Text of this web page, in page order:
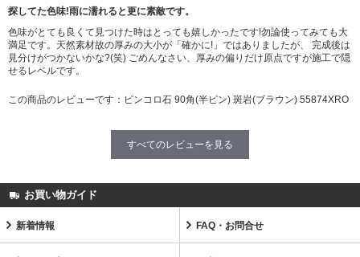
探してた色味!雨に濡れると更に素敵です。
色味がとても良くて見つけた時はとっても嬉しかったです!勿論使ってみても大
満足です。天然素材故の厚みの大小が「確かに!」ではありましたが、 完成後は
見分けがつかないかな?(笑) ごめんなさい、厚みの偏りだけ原点ですが施工で隠
せるレベルです。
この商品のレビューです： ピンコロ石 90角(半ピン) 斑岩(ブラウン) 55874XRO
すべてのレビューを見る
お買い物ガイド
新着情報 FAQ・お問合せ